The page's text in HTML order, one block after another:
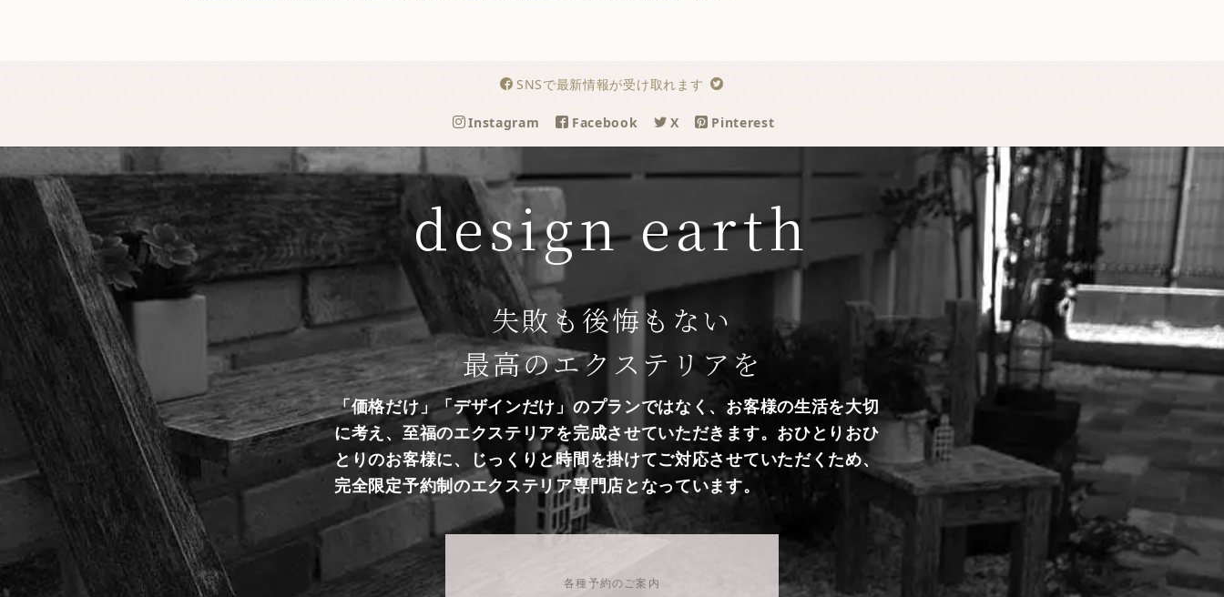
SNSで最新情報が受け取れます
Instagram Facebook X Pinterest
design earth
失敗も後悔もない
最高のエクステリアを
「価格だけ」「デザインだけ」のプランではなく、お客様の生活を大切
に考え、至福のエクステリアを完成させていただきます。おひとりおひ
とりのお客様に、じっくりと時間を掛けてご対応させていただくため、
完全限定予約制のエクステリア専門店となっています。
各種予約のご案内